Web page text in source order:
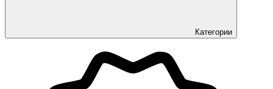
Категории